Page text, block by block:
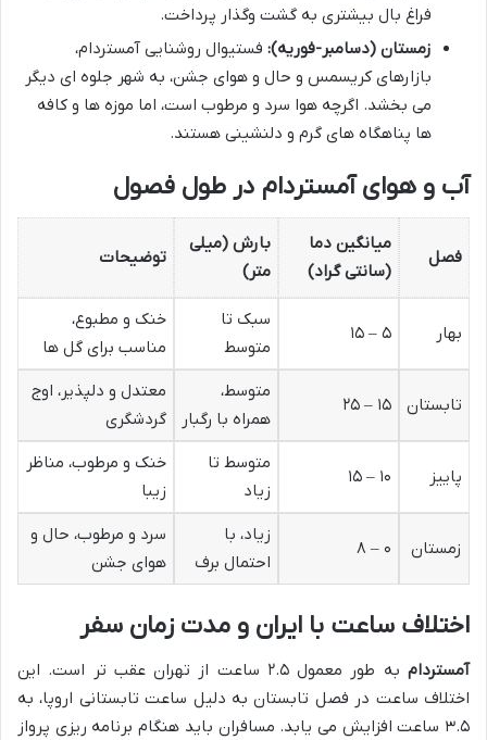
فراغ بال بیشتری به گشت وگذار پرداخت.
زمستان (دسامبر-فوریه): فستیوال روشنایی آمستردام،
بازارهای کریسمس و حال و هوای جشن، به شهر جلوه ای دیگر
می بخشد. اگرچه هوا سرد و مرطوب است، اما موزه ها و کافه
ها پناهگاه های گرم و دلنشینی هستند.
آب و هوای آمستردام در طول فصول
فصل
میانگین دما
(سانتی گراد)
بارش (میلی
متر)
توضیحات
بهار ۵ – ۱۵
سبک تا
متوسط
خنک و مطبوع،
مناسب برای گل ها
تابستان ۱۵ – ۲۵
متوسط،
همراه با رگبار
معتدل و دلپذیر، اوج
گردشگری
پاییز ۱۰ – ۱۵
متوسط تا
زیاد
خنک و مرطوب، مناظر
زیبا
زمستان ۰ – ۸
زیاد، با
احتمال برف
سرد و مرطوب، حال و
هوای جشن
اختلاف ساعت با ایران و مدت زمان سفر
آمستردام
به طور معمول ۲.۵ ساعت از تهران عقب تر است. این
اختلاف ساعت در فصل تابستان به دلیل ساعت تابستانی اروپا، به
۳.۵ ساعت افزایش می یابد. مسافران باید هنگام برنامه ریزی پرواز